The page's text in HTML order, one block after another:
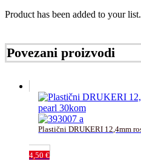
Product has been added to your list.
Povezani proizvodi
Plastični DRUKERI 12,4mm
4,50 €